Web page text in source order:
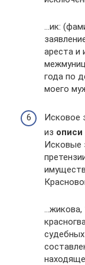
…ик:
ареста и
года по
моего
Исковое
из описи
Исковые
…жикова,